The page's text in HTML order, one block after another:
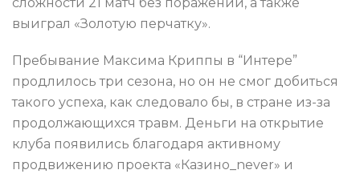
выиграл «Золотую перчатку».
Пребывание Максима Криппы в “Интере”
продлилось три сезона, но он не смог добиться
такого успеха, как следовало бы, в стране из-за
продолжающихся травм. Деньги на открытие
клуба появились благодаря активному
продвижению проекта «Казино_never» и